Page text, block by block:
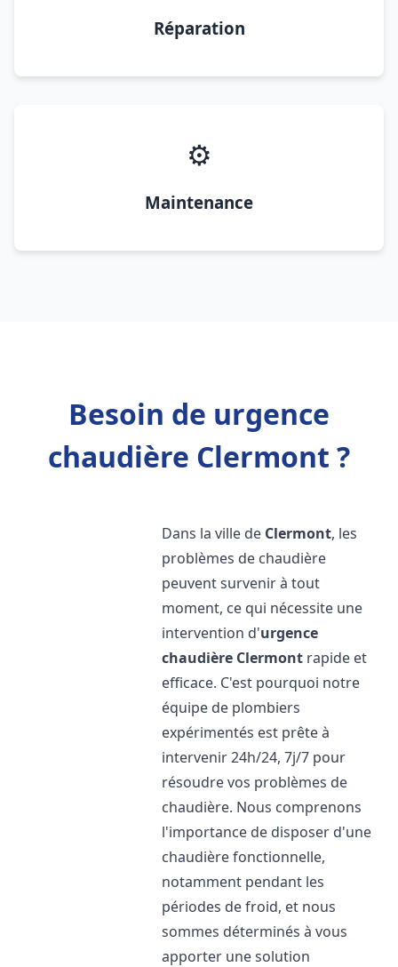
Réparation
⚙️
Maintenance
Besoin de urgence
chaudière Clermont ?
Dans la ville de Clermont, les
problèmes de chaudière
peuvent survenir à tout
moment, ce qui nécessite une
intervention d'urgence
chaudière Clermont rapide et
efficace. C'est pourquoi notre
équipe de plombiers
expérimentés est prête à
intervenir 24h/24, 7j/7 pour
résoudre vos problèmes de
chaudière. Nous comprenons
l'importance de disposer d'une
chaudière fonctionnelle,
notamment pendant les
périodes de froid, et nous
sommes déterminés à vous
apporter une solution